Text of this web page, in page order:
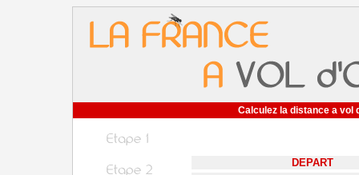
Calculez la distance a vol
DEPART